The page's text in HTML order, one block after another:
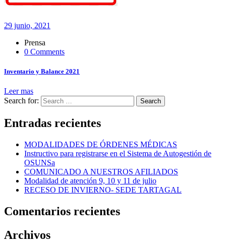
29 junio, 2021
Prensa
0 Comments
Inventario y Balance 2021
Leer mas
Search for:
Search
Entradas recientes
MODALIDADES DE ÓRDENES MÉDICAS
Instructivo para registrarse en el Sistema de Autogestión de
OSUNSa
COMUNICADO A NUESTROS AFILIADOS
Modalidad de atención 9, 10 y 11 de julio
RECESO DE INVIERNO- SEDE TARTAGAL
Comentarios recientes
Archivos